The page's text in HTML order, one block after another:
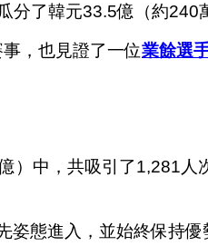
了韓元33.5億（約240
，也見證了一位業餘選
）中，共吸引了1,281人
姿態進入，並始終保持優